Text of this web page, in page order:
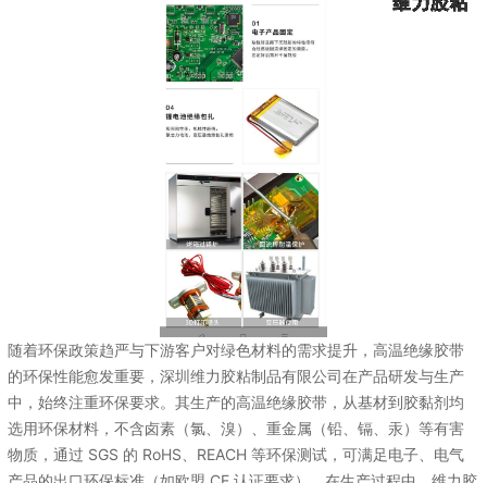
随着环保政策趋严与下游客户对绿色材料的需求提升，高温绝缘胶带
的环保性能愈发重要，深圳维力胶粘制品有限公司在产品研发与生产
中，始终注重环保要求。其生产的高温绝缘胶带，从基材到胶黏剂均
选用环保材料，不含卤素（氯、溴）、重金属（铅、镉、汞）等有害
物质，通过 SGS 的 RoHS、REACH 等环保测试，可满足电子、电气